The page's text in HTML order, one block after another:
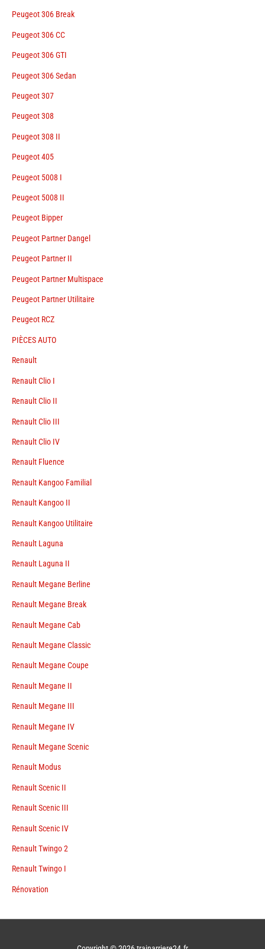
Peugeot 306 Break
Peugeot 306 CC
Peugeot 306 GTI
Peugeot 306 Sedan
Peugeot 307
Peugeot 308
Peugeot 308 II
Peugeot 405
Peugeot 5008 I
Peugeot 5008 II
Peugeot Bipper
Peugeot Partner Dangel
Peugeot Partner II
Peugeot Partner Multispace
Peugeot Partner Utilitaire
Peugeot RCZ
PIÈCES AUTO
Renault
Renault Clio I
Renault Clio II
Renault Clio III
Renault Clio IV
Renault Fluence
Renault Kangoo Familial
Renault Kangoo II
Renault Kangoo Utilitaire
Renault Laguna
Renault Laguna II
Renault Megane Berline
Renault Megane Break
Renault Megane Cab
Renault Megane Classic
Renault Megane Coupe
Renault Megane II
Renault Megane III
Renault Megane IV
Renault Megane Scenic
Renault Modus
Renault Scenic II
Renault Scenic III
Renault Scenic IV
Renault Twingo 2
Renault Twingo I
Rénovation